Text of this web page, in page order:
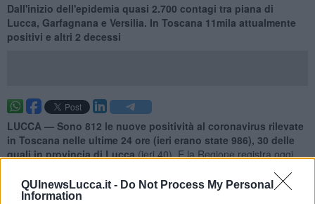
QUInewsLucca.it - Do Not Process My Personal
Information
Dall'inizio dell'epidemia quasi 2.700 contagi tra piana di
Lucca, Garfagnana e Versilia. In Toscana 11mila attualmente
positivi e altri 2 decessi
LUCCA — Sono 812 le nuove positività al coronavirus rilevate
in Toscana nelle ultime 24 ore (ieri erano state 986), 30 delle
quali in provincia di Lucca(ieri 40). E la Regione registra oggi
donna, età media 86,5 anni, residenti nelle province di Firenze e
Livorno.